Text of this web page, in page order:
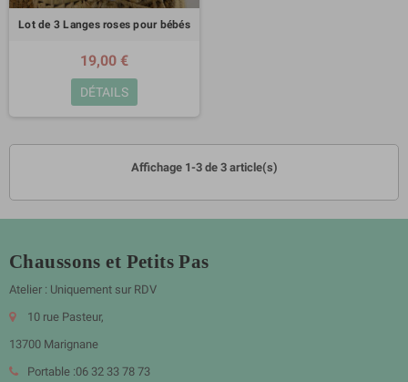
Lot de 3 Langes roses pour bébés
19,00 €
DÉTAILS
Affichage 1-3 de 3 article(s)
Chaussons et Petits Pas
Atelier : Uniquement sur RDV
10 rue Pasteur,
13700 Marignane
Portable :06 32 33 78 73